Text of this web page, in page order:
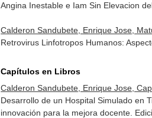
Angina Inestable e Iam Sin Elevacion
Calderon Sandubete, Enrique Jose,
Retrovirus Linfotropos Humanos:
Capítulos en Libros
Calderon Sandubete, Enrique Jose,
Desarrollo de un Hospital Simulado en
innovación para la mejora docente .